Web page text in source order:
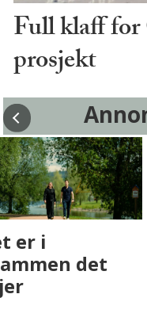
Full klaff
prosjekt
Fenistra endrer
med AI. Slik ser